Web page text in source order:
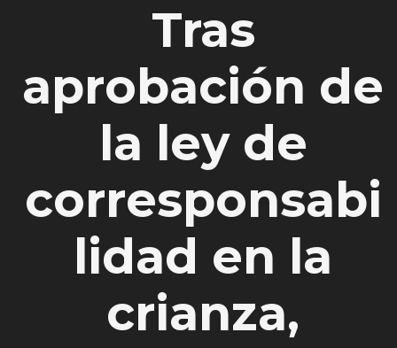
Tras
aprobación de
la ley de
corresponsabi
lidad en la
crianza,